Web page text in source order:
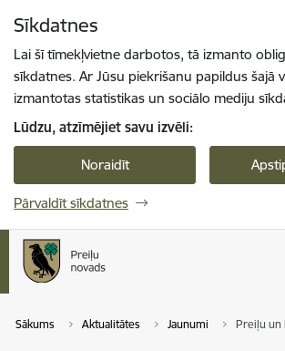
Sīkdatnes
Lai šī tīmekļvietne darbotos, tā izmanto
sīkdatnes. Ar Jūsu piekrišanu papildus šajā
izmantotas statistikas un sociālo mediju
Lūdzu, atzīmējiet savu izvēli:
Noraidīt
Pārvaldīt sīkdatnes
Sākums Aktualitātes Jaunumi Preiļu un